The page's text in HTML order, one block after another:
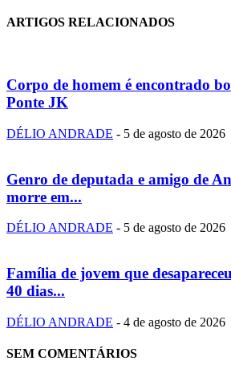
ARTIGOS RELACIONADOS
Corpo de homem é encontrado
Ponte JK
DÉLIO ANDRADE - 5 de agosto de 2026
Genro de deputada e amigo de
morre em...
DÉLIO ANDRADE - 5 de agosto de 2026
Família de jovem que
40 dias...
DÉLIO ANDRADE - 4 de agosto de 2026
SEM COMENTÁRIOS